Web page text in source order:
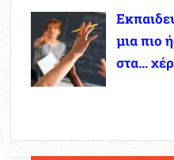
μια πιο
στα…